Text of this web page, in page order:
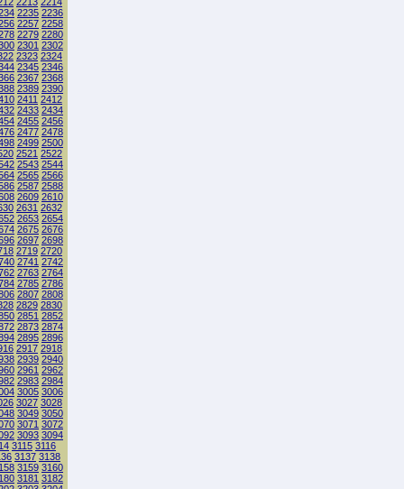
2235 2236
2257 2258
2279 2280
2301 2302
2323 2324
2345 2346
2367 2368
2389 2390
2411 2412
2433 2434
2455 2456
2477 2478
2499 2500
2521 2522
2543 2544
2565 2566
2587 2588
2609 2610
2631 2632
2653 2654
2675 2676
2697 2698
2719 2720
2741 2742
2763 2764
2785 2786
2807 2808
2829 2830
2851 2852
2873 2874
2895 2896
2917 2918
2939 2940
2961 2962
2983 2984
3005 3006
3027 3028
3049 3050
3071 3072
3093 3094
3115 3116
3137 3138
3159 3160
3181 3182